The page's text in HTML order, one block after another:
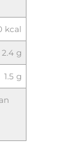
kcal
2.4 g
1.5 g